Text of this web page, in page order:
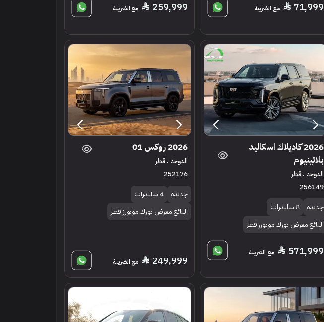
71,999 مع الضريبة 259,999 مع الضريبة
2026 كاديلاك اسكاليد
بلاتينيوم
الدوحة ، قطر
256149
جديدة
8 سلندرات
البائع معرض تورك موتورز قطر
571,999 مع الضريبة
2026 روكس 01
الدوحة ، قطر
252176
جديدة
4 سلندرات
البائع معرض تورك موتورز قطر
249,999 مع الضريبة